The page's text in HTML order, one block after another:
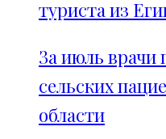
туриста из
За июль врачи
сельских
области